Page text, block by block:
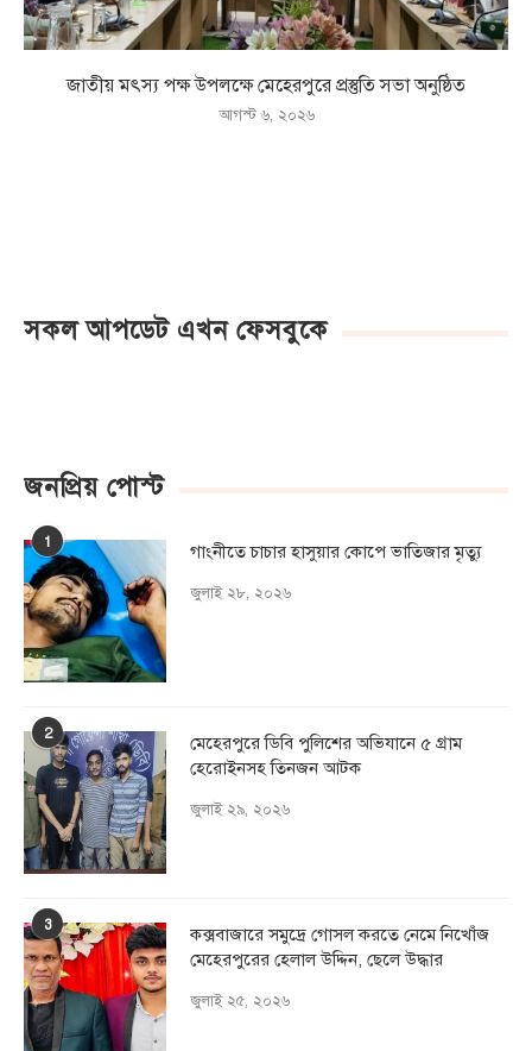
জাতীয় মৎস্য পক্ষ উপলক্ষে মেহেরপুরে প্রস্তুতি সভা অনুষ্ঠিত
আগস্ট ৬, ২০২৬
সকল আপডেট এখন ফেসবুকে
জনপ্রিয় পোস্ট
1 গাংনীতে চাচার হাসুয়ার কােপে ভাতিজার মৃত্যু
জুলাই ২৮, ২০২৬
2
মেহেরপুরে ডিবি পুলিশের অভিযানে ৫ গ্রাম
হেরোইনসহ তিনজন আটক
জুলাই ২৯, ২০২৬
3
কক্সবাজারে সমুদ্রে গোসল করতে নেমে নিখোঁজ
মেহেরপুরের হেলাল উদ্দিন, ছেলে উদ্ধার
জুলাই ২৫, ২০২৬